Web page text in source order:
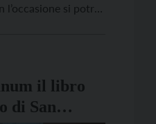
si potrà
il libro
di San